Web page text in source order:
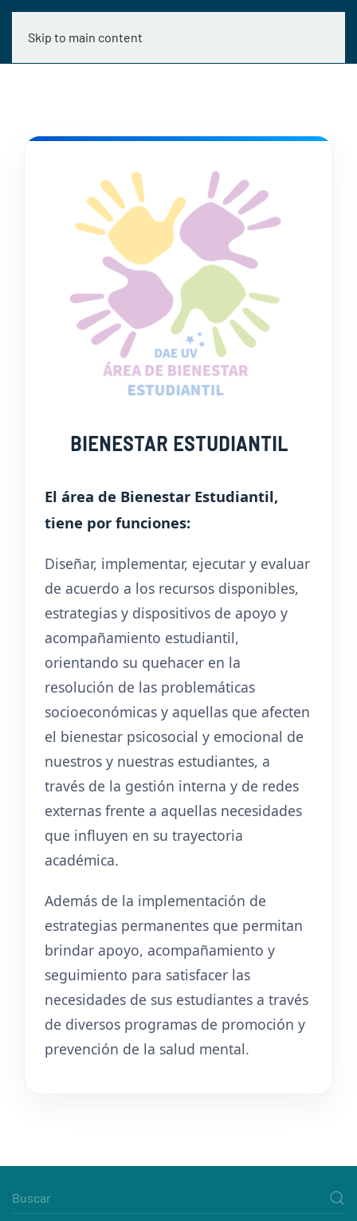
Skip to main content
BIENESTAR ESTUDIANTIL
El área de Bienestar Estudiantil,
tiene por funciones:
Diseñar, implementar, ejecutar y evaluar
de acuerdo a los recursos disponibles,
estrategias y dispositivos de apoyo y
acompañamiento estudiantil,
orientando su quehacer en la
resolución de las problemáticas
socioeconómicas y aquellas que afecten
el bienestar psicosocial y emocional de
nuestros y nuestras estudiantes, a
través de la gestión interna y de redes
externas frente a aquellas necesidades
que influyen en su trayectoria
académica.
Además de la implementación de
estrategias permanentes que permitan
brindar apoyo, acompañamiento y
seguimiento para satisfacer las
necesidades de sus estudiantes a través
de diversos programas de promoción y
prevención de la salud mental.